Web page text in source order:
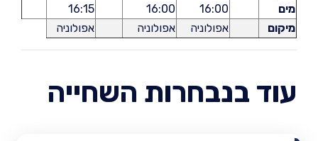
מים
16:00
16:00
16:15
מיקום
אפולוניה אפולוניה אפולוניה
עוד בנבחרות השחייה